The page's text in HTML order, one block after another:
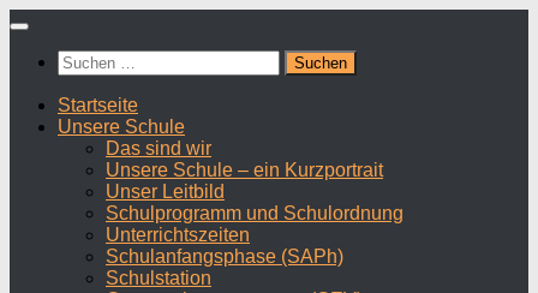
Zum
springenSuchen
nach:
Startseite
Unsere Schule
Das sind wir
Unsere Schule – ein Kurzportrait
Unser Leitbild
Schulprogramm und Schulordnung
Unterrichtszeiten
Schulanfangsphase (SAPh)
Schulstation